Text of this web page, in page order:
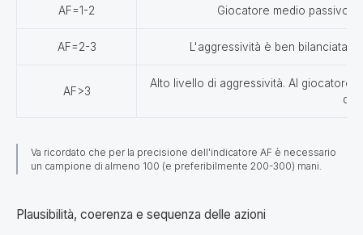
AF=1-2 Giocatore medio passivo.
AF=2-3 L'aggressività è ben bilanciata.
AF>3
Alto livello di aggressività. Al giocatore
Va ricordato che per la precisione dell'indicatore AF è necessario
un campione di almeno 100 (e preferibilmente 200-300) mani.
Plausibilità, coerenza e sequenza delle azioni